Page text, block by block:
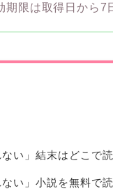
限は取得日から7
ない」結末はどこで
ない」小説を無料で